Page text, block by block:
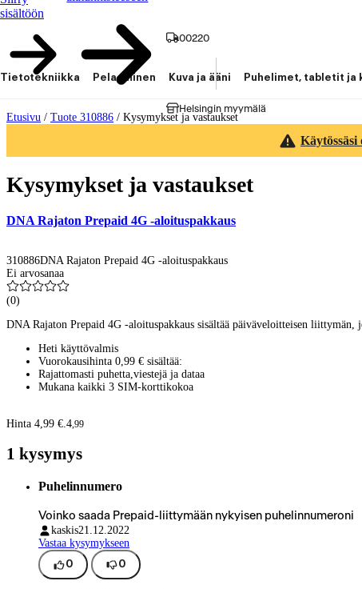
sisältöön
00220
Helsingin myymälä
Tietotekniikka Pelaaminen Kuva ja ääni Puhelimet, tabletit ja
Etusivu / Tuote 310886 / Kysymykset ja vastaukset
Kysymykset ja vastaukset
DNA Rajaton Prepaid 4G -aloituspakkaus
310886DNA Rajaton Prepaid 4G -aloituspakkaus
Ei arvosanaa
(0)
DNA Rajaton Prepaid 4G -aloituspakkaus sisältää päiväveloitteisen
Heti käyttövalmis
Vuorokausihinta 0,99 € sisältää:
Rajattomasti puhetta,viestejä ja dataa
Mukana kaikki 3 SIM-korttikokoa
Hinta 4,99 €.4,99
1 kysymys
Puhelinnumero
Voinko saada Prepaid-liittymään nykyisen puhelinnumeroni
kaskis21.12.2022
Vastaa kysymykseen
0 0